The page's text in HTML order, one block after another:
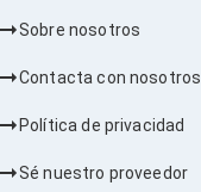
Sobre nosotros
Contacta con nosotros
Política de privacidad
Sé nuestro proveedor